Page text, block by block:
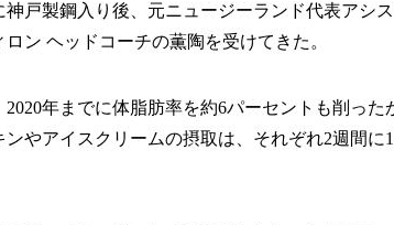
戸製鋼入り後、元ニュージーランド代表アシ
ン ヘッドコーチの薫陶を受けてきた。
年までに体脂肪率を約6パーセントも削った
やアイスクリームの摂取は、それぞれ2週間に